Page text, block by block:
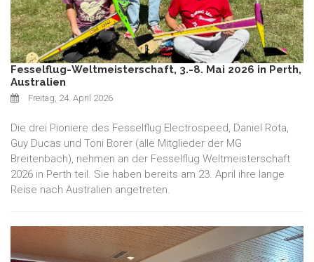
Fesselflug-Weltmeisterschaft, 3.-8. Mai 2026 in Perth,
Australien
Freitag, 24. April 2026
Die drei Pioniere des Fesselflug Electrospeed, Daniel Rota,
Guy Ducas und Toni Borer (alle Mitglieder der MG
Breitenbach), nehmen an der Fesselflug Weltmeisterschaft
2026 in Perth teil. Sie haben bereits am 23. April ihre lange
Reise nach Australien angetreten.